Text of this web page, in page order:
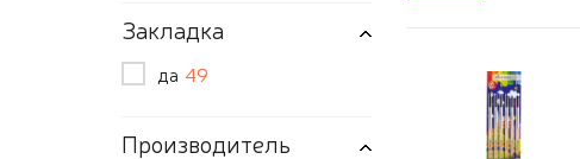
Закладка
да 49
Производитель